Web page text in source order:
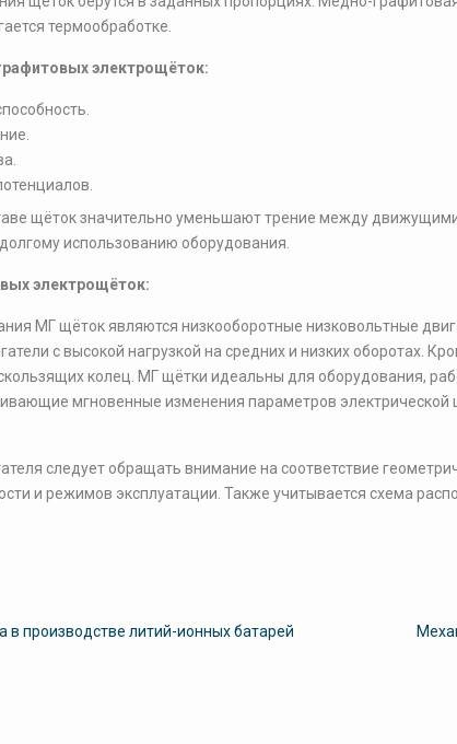
термообработке.
электрощёток:
щёток значительно уменьшают трение между
использованию оборудования.
электрощёток:
МГ щёток являются низкооборотные низковольтные
с высокой нагрузкой на средних и низких оборотах.
колец. МГ щётки идеальны для оборудования,
мгновенные изменения параметров электрической
следует обращать внимание на соответствие
и режимов эксплуатации. Также учитывается схема
в производстве литий-ионных батарей